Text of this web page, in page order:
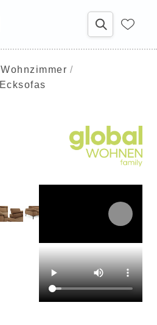
Wohnzimmer
Ecksofas